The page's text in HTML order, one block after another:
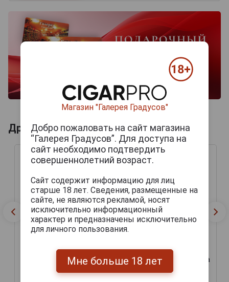
Другие продукты бренда ASKANELI
Askaneli Gold
Виноградная водка Чача
Асканели Золотая 0.5л
Askaneli Platinum
Виноградная водка Чача
0.5л
Магазин "Галерея Градусов"
Добро пожаловать на сайт магазина
“Галерея Градусов”. Для доступа на
сайт необходимо подтвердить
совершеннолетний возраст.
Сайт содержит информацию для лиц
старше 18 лет. Сведения, размещенные на
сайте, не являются рекламой, носят
исключительно информационный
характер и предназначены исключительно
для личного пользования.
Мне больше 18 лет